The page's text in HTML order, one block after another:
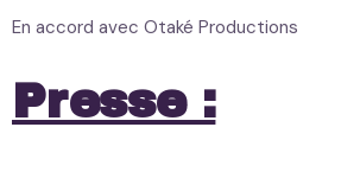
En accord avec Otaké Productions
Presse :